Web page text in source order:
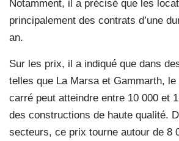
Notamment, il a précisé que les
principalement des contrats d’une
an.
Sur les prix, il a indiqué que dans
telles que La Marsa et Gammarth,
carré peut atteindre entre 10 000 et
des constructions de haute qualité.
secteurs, ce prix tourne autour de 8